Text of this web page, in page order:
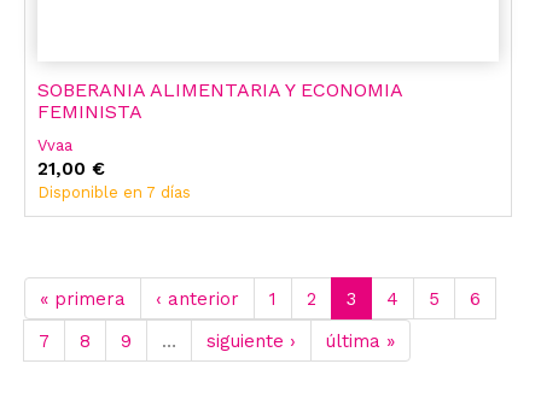
SOBERANIA ALIMENTARIA Y ECONOMIA
FEMINISTA
Vvaa
21,00 €
Disponible en 7 días
« primera ‹ anterior 1 2 3 4 5
6
7
8 9 … siguiente › última »